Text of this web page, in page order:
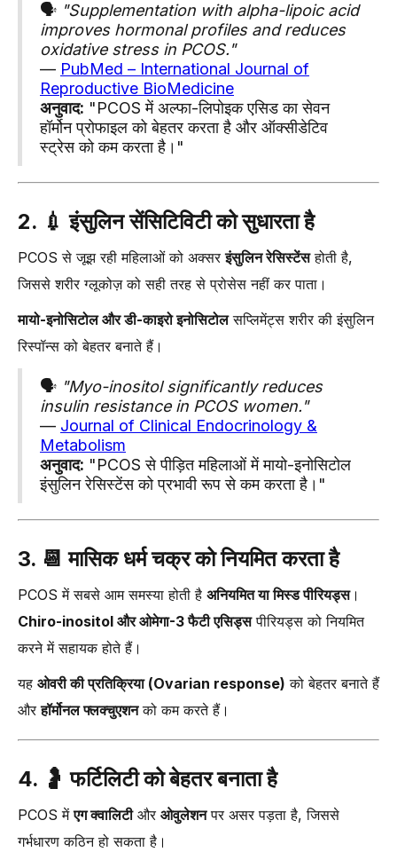
🗣️ "Supplementation with alpha-lipoic acid
improves hormonal profiles and reduces
oxidative stress in PCOS."
— PubMed – International Journal of
Reproductive BioMedicine
अनुवाद: "PCOS में अल्फा-लिपोइक एसिड का सेवन
हॉर्मोन प्रोफाइल को बेहतर करता है और ऑक्सीडेटिव
स्ट्रेस को कम करता है।"
2. 💉इंसुलिन सेंसिटिविटी को सुधारता है
PCOS से जूझ रही महिलाओं को अक्सरइंसुलिन रेसिस्टेंसहोती है,
जिससे शरीर ग्लूकोज़ को सही तरह से प्रोसेस नहीं कर पाता।
मायो-इनोसिटोल और डी-काइरो इनोसिटोलसप्लिमेंट्स शरीर की इंसुलिन
रिस्पॉन्स को बेहतर बनाते हैं।
🗣️ "Myo-inositol significantly reduces
insulin resistance in PCOS women."
— Journal of Clinical Endocrinology &
Metabolism
अनुवाद: "PCOS से पीड़ित महिलाओं में मायो-इनोसिटोल
इंसुलिन रेसिस्टेंस को प्रभावी रूप से कम करता है।"
3. 📆मासिक धर्म चक्र को नियमित करता है
PCOS में सबसे आम समस्या होती है अनियमित या मिस्ड पीरियड्स।
Chiro-inositol और ओमेगा-3 फैटी एसिड्सपीरियड्स को नियमित
करने में सहायक होते हैं।
यह ओवरी की प्रतिक्रिया (Ovarian response) को बेहतर बनाते हैं
औरहॉर्मोनल फ्लक्चुएशनको कम करते हैं।
4. 🤰फर्टिलिटी को बेहतर बनाता है
PCOS मेंएग क्वालिटीऔर ओवुलेशनपर असर पड़ता है, जिससे
गर्भधारण कठिन हो सकता है।